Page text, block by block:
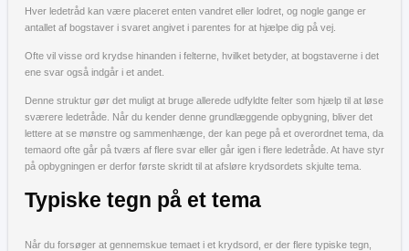
Hver ledetråd kan være placeret enten vandret eller lodret, og nogle gange er
antallet af bogstaver i svaret angivet i parentes for at hjælpe dig på vej.
Ofte vil visse ord krydse hinanden i felterne, hvilket betyder, at bogstaverne i det
ene svar også indgår i et andet.
Denne struktur gør det muligt at bruge allerede udfyldte felter som hjælp til at løse
sværere ledetråde. Når du kender denne grundlæggende opbygning, bliver det
lettere at se mønstre og sammenhænge, der kan pege på et overordnet tema, da
temaord ofte går på tværs af flere svar eller går igen i flere ledetråde. At have styr
på opbygningen er derfor første skridt til at afsløre krydsordets skjulte tema.
Typiske tegn på et tema
Når du forsøger at gennemskue temaet i et krydsord, er der flere typiske tegn,